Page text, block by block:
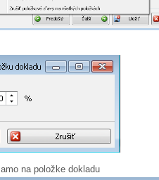
zľava
na položke dokladu